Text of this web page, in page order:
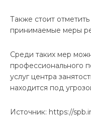
Также стоит
принимаемые меры
Среди таких мер
профессионального
услуг центра
находится под
Источник: https://